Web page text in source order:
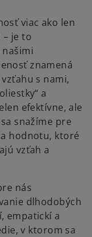
viac ako len
je to
znamená
s nami,
a
efektívne, ale
snažíme pre
hodnotu, ktoré
vzťah a
nás
dlhodobých
empatickí a
v ktorom sa